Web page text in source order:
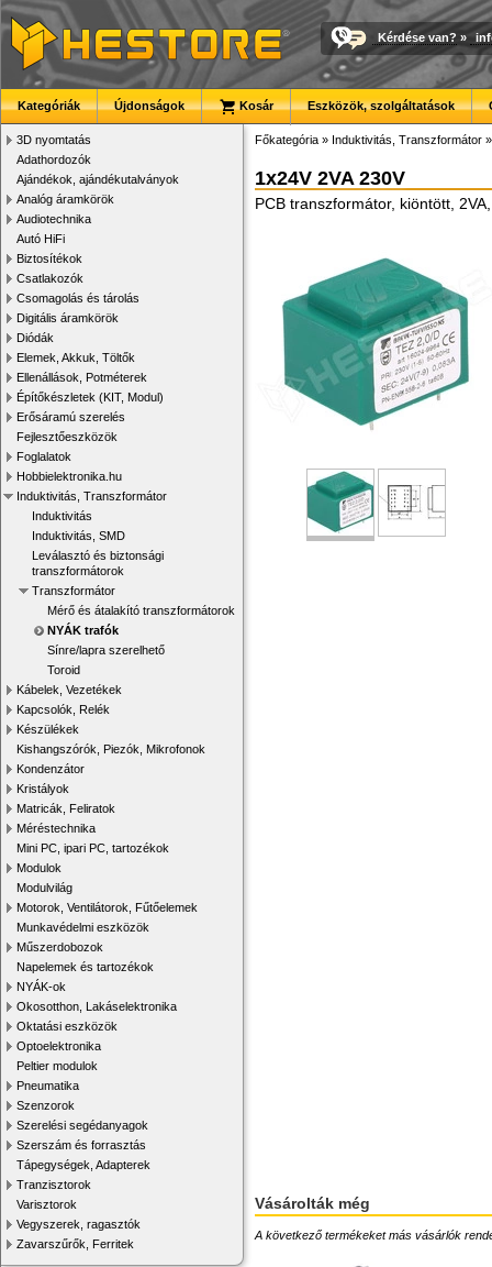
Kérdése van? »
Kategóriák Újdonságok Kosár Eszközök, szolgáltatások
3D nyomtatás
Adathordozók
Ajándékok, ajándékutalványok
Analóg áramkörök
Audiotechnika
Autó HiFi
Biztosítékok
Csatlakozók
Csomagolás és tárolás
Digitális áramkörök
Diódák
Elemek, Akkuk, Töltők
Ellenállások, Potméterek
Építőkészletek (KIT, Modul)
Erősáramú szerelés
Fejlesztőeszközök
Foglalatok
Hobbielektronika.hu
Induktivitás, Transzformátor
Induktivitás
Induktivitás, SMD
Leválasztó és biztonsági
transzformátorok
Transzformátor
Mérő és átalakító transzformátorok
NYÁK trafók
Sínre/lapra szerelhető
Toroid
Kábelek, Vezetékek
Kapcsolók, Relék
Készülékek
Kishangszórók, Piezók, Mikrofonok
Kondenzátor
Kristályok
Matricák, Feliratok
Méréstechnika
Mini PC, ipari PC, tartozékok
Modulok
Modulvilág
Motorok, Ventilátorok, Fűtőelemek
Munkavédelmi eszközök
Műszerdobozok
Napelemek és tartozékok
NYÁK-ok
Okosotthon, Lakáselektronika
Oktatási eszközök
Optoelektronika
Peltier modulok
Pneumatika
Szenzorok
Szerelési segédanyagok
Szerszám és forrasztás
Tápegységek, Adapterek
Tranzisztorok
Varisztorok
Vegyszerek, ragasztók
Zavarszűrők, Ferritek
Főkategória » Induktivitás, Transzformátor
1x24V 2VA 230V
PCB transzformátor, kiöntött,
Vásárolták még
A következő termékeket más vásárlók